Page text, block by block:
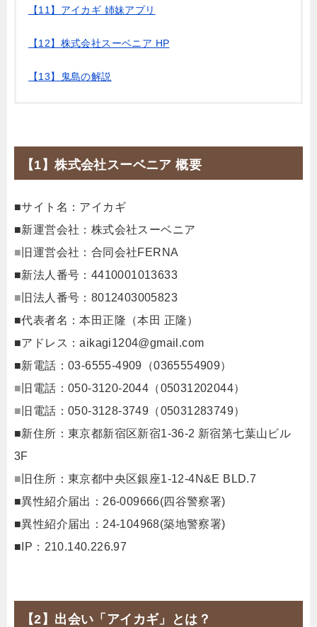
【11】アイカギ 姉妹アプリ
【12】株式会社スーベニア HP
【13】鬼島の解説
【1】株式会社スーベニア 概要
■サイト名：アイカギ
■新運営会社：株式会社スーベニア
■ 旧運営会社：合同会社FERNA
■新法人番号：4410001013633
■ 旧法人番号：8012403005823
■代表者名：本田正隆（本田 正隆）
■アドレス：aikagi1204@gmail.com
■新電話：03-6555-4909（0365554909）
■ 旧電話：050-3120-2044（05031202044）
■ 旧電話：050-3128-3749（05031283749）
■新住所：東京都新宿区新宿1-36-2 新宿第七葉山ビル
3F
■ 旧住所：東京都中央区銀座1-12-4N&E BLD.7
■異性紹介届出：26-009666(四谷警察署)
■異性紹介届出：24-104968(築地警察署)
■IP：210.140.226.97
【2】出会い「アイカギ」とは？